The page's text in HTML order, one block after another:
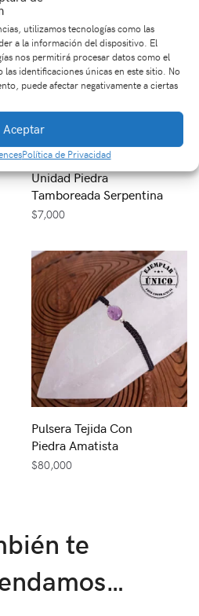
utilizamos tecnologías como las
a la información del dispositivo. El
nos permitirá procesar datos como el
identificaciones únicas en este sitio. No
puede afectar negativamente a ciertas
Aceptar
Política de Privacidad
Unidad Piedra
Tamboreada Serpentina
$7,000
Pulsera Tejida Con
Piedra Amatista
$80,000
te